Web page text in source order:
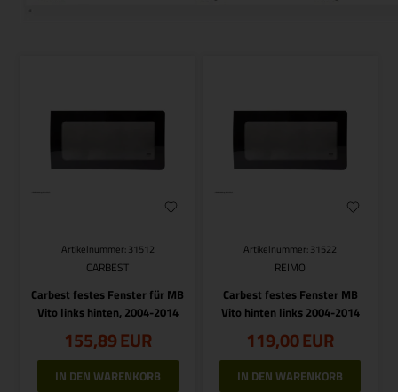
Artikelnummer: 31512
CARBEST
Carbest festes Fenster für MB
Vito links hinten, 2004-2014
155,89EUR
Artikelnummer: 31522
REIMO
Carbest festes Fenster MB
Vito hinten links 2004-2014
119,00EUR